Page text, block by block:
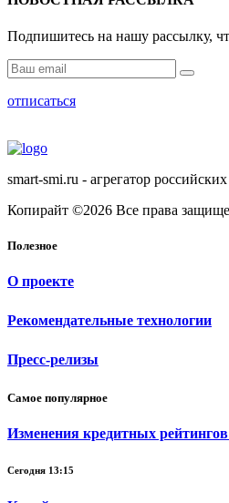
Подпишитесь на нашу рассылку,
отписаться
smart-smi.ru - агрегатор
Копирайт ©2026 Все права
Полезное
О проекте
Рекомендательные технологии
Пресс-релизы
Самое популярное
Изменения кредитных
Сегодня 13:15